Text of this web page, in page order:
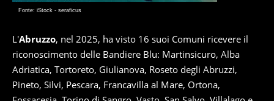
Fonte: iStock - seraficus
L'Abruzzo, nel 2025, ha visto 16 suoi Comuni ricevere il
riconoscimento delle Bandiere Blu: Martinsicuro, Alba
Adriatica, Tortoreto, Giulianova, Roseto degli Abruzzi,
Pineto, Silvi, Pescara, Francavilla al Mare, Ortona,